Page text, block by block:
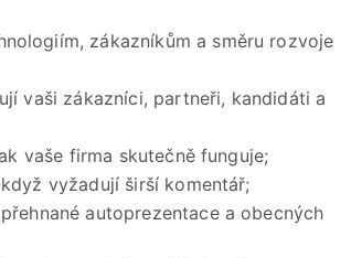
zákazníkům a směru rozvoje
vaši zákazníci, partneři, kandidáti a
vaše firma skutečně funguje;
vyžadují širší komentář;
autoprezentace a obecných